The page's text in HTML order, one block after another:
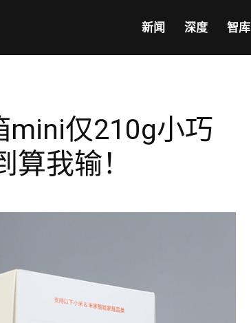
新闻 深度 智库
mini仅210g小巧
我输！